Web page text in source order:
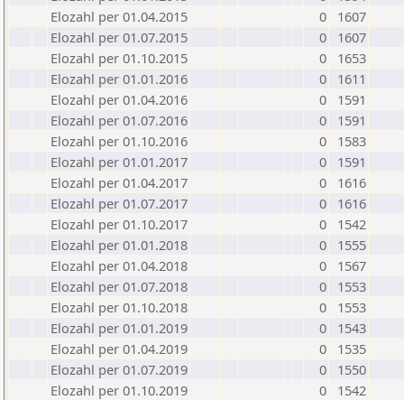
Elozahl per 01.04.2015
0
1607
Elozahl per 01.07.2015
0
1607
Elozahl per 01.10.2015
0
1653
Elozahl per 01.01.2016
0
1611
Elozahl per 01.04.2016
0
1591
Elozahl per 01.07.2016
0
1591
Elozahl per 01.10.2016
0
1583
Elozahl per 01.01.2017
0
1591
Elozahl per 01.04.2017
0
1616
Elozahl per 01.07.2017
0
1616
Elozahl per 01.10.2017
0
1542
Elozahl per 01.01.2018
0
1555
Elozahl per 01.04.2018
0
1567
Elozahl per 01.07.2018
0
1553
Elozahl per 01.10.2018
0
1553
Elozahl per 01.01.2019
0
1543
Elozahl per 01.04.2019
0
1535
Elozahl per 01.07.2019
0
1550
Elozahl per 01.10.2019
0
1542